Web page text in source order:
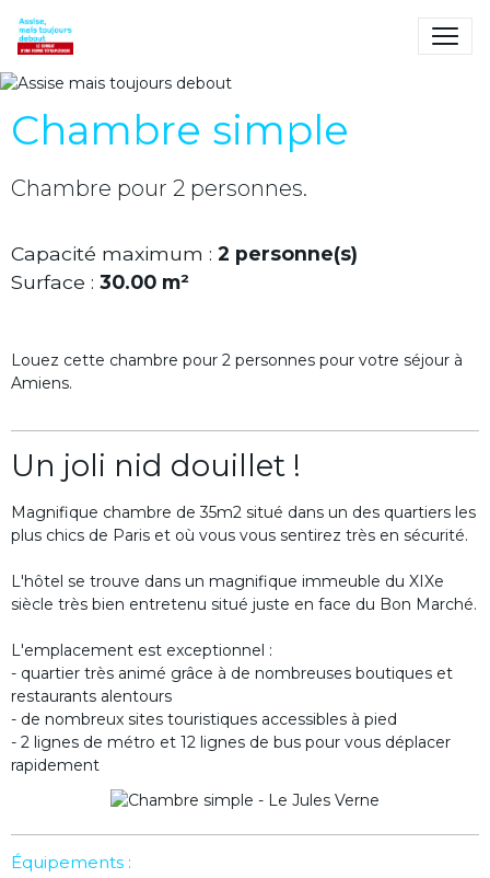
tétraplégique
Chambre simple
Chambre pour 2 personnes.
Capacité maximum : 2 personne(s)
Surface : 30.00 m²
Louez cette chambre pour 2 personnes pour votre séjour à
Amiens.
Un joli nid douillet !
Magnifique chambre de 35m2 situé dans un des quartiers les
plus chics de Paris et où vous vous sentirez très en sécurité.
L'hôtel se trouve dans un magnifique immeuble du XIXe
siècle très bien entretenu situé juste en face du Bon Marché.
L'emplacement est exceptionnel :
- quartier très animé grâce à de nombreuses boutiques et
restaurants alentours
- de nombreux sites touristiques accessibles à pied
- 2 lignes de métro et 12 lignes de bus pour vous déplacer
rapidement
Équipements :